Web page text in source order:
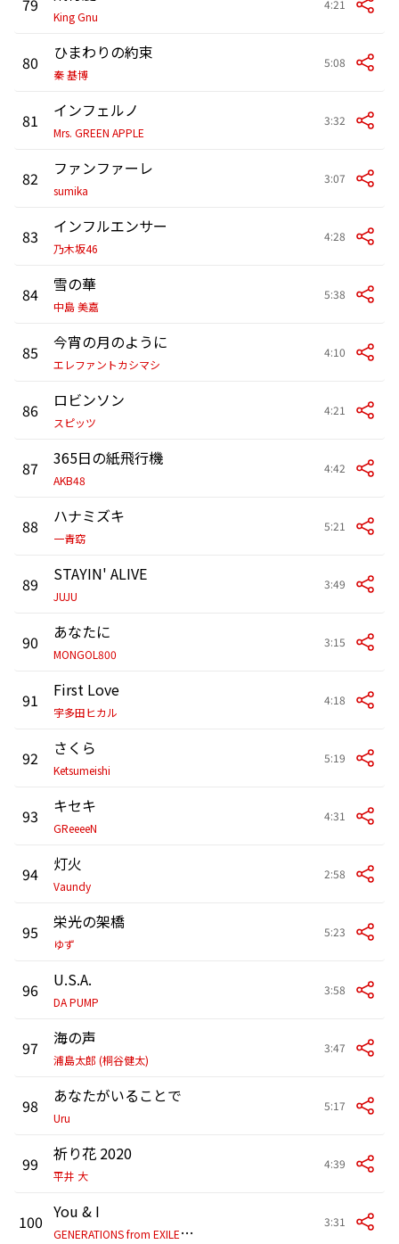
King Gnu
4:21
80 ひまわりの約束
秦 基博
5:08
81 インフェルノ
Mrs. GREEN APPLE
3:32
82 ファンファーレ
sumika
3:07
83 インフルエンサー
乃木坂46
4:28
84 雪の華
中島 美嘉
5:38
85 今宵の月のように
エレファントカシマシ
4:10
86 ロビンソン
スピッツ
4:21
87 365日の紙飛行機
AKB48
4:42
88 ハナミズキ
一青窈
5:21
89 STAYIN' ALIVE
JUJU
3:49
90 あなたに
MONGOL800
3:15
91 First Love
宇多田ヒカル
4:18
92 さくら
Ketsumeishi
5:19
93 キセキ
GReeeeN
4:31
94 灯火
Vaundy
2:58
95 栄光の架橋
ゆず
5:23
96 U.S.A.
DA PUMP
3:58
97 海の声
浦島太郎 (桐谷健太)
3:47
98 あなたがいることで
Uru
5:17
99 祈り花 2020
平井 大
4:39
100 You & I
G
ENERATIONS from EXILE TRIBE
3:31